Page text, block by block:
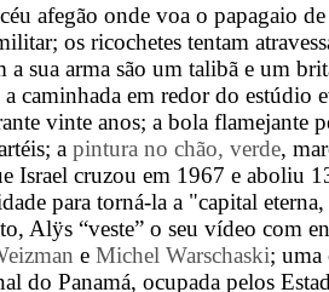
afegão onde voa o papagaio
os ricochetes tentam
a sua arma são um talibã e um
caminhada em redor do estúdio
vinte anos; a bola flamejante
a pintura no chão, verde,
Israel cruzou em 1967 e aboliu
para torná-la a "capital
Alÿs “veste” o seu vídeo com
e Michel Warschaski;
do Panamá, ocupada pelos